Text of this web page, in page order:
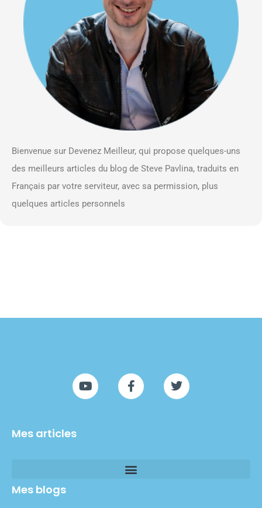
Bienvenue sur Devenez Meilleur, qui propose quelques-uns
des meilleurs articles du blog de Steve Pavlina, traduits en
Français par votre serviteur, avec sa permission, plus
quelques articles personnels
Mes articles
Mes blogs